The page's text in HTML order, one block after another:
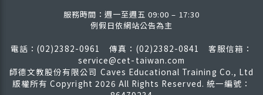
服務時間：週一至週五 09:00 – 17:30
例假日依網站公告為主
電話：(02)2382-0961 傳真：(02)2382-0841客服信箱：
service@cet-taiwan.com
師德文教股份有限公司 Caves Educational Training Co., Ltd
版權所有 Copyright 2026 All Rights Reserved. 統一編號：